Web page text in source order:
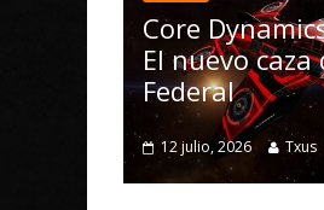
Dynamics Kestrel Mk II:
caza de la Armada
0